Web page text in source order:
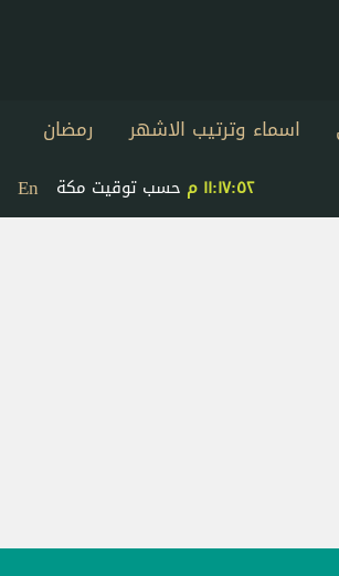
اسماء وترتيب الاشهر
رمضان
En ١١:١٧:٥٢ م حسب توقيت مكة